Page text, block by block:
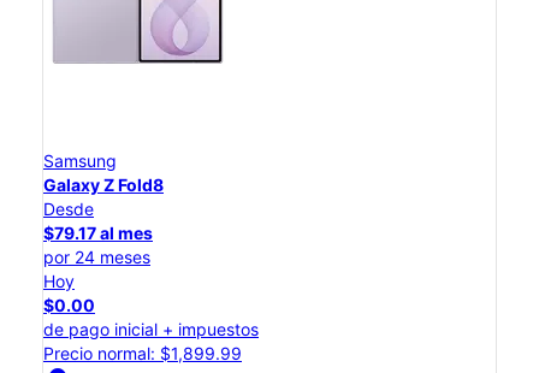
Samsung
Galaxy Z Fold8
Desde
$79.17 al mes
por 24 meses
Hoy
$0.00
de pago inicial + impuestos
Precio normal: $1,899.99